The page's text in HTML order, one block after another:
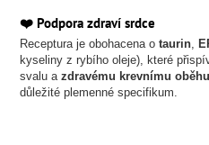
❤️ Podpora zdraví srdce
Receptura je obohacena otaurin,
kyseliny z rybího oleje), které
svalu azdravému krevnímu oběhu
důležité plemenné specifikum.